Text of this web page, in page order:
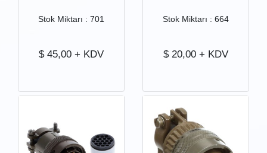
Stok Miktarı : 701
$ 45,00 + KDV
Stok Miktarı : 664
$ 20,00 + KDV